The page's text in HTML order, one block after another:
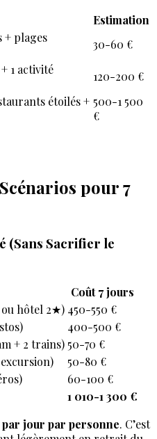
Estimation
+ plages
30-60 €
1 activité
120-200 €
étoilés + 500-1 500
€
pour 7
(Sans Sacrifier le
Coût 7 jours
hôtel 2★) 450-550 €
400-500 €
+ 2 trains) 50-70 €
50-80 €
60-100 €
1 010-1 300 €
par jour par personne. C’est